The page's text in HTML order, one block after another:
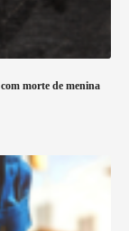
morte de menina